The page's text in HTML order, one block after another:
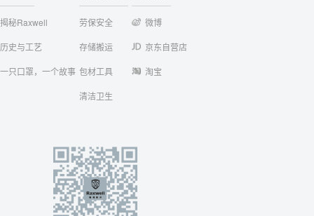
揭秘Raxwell
历史与工艺
一只口罩，一个故事
劳保安全
存储搬运
包材工具
清洁卫生
微博
京东自营店
淘宝